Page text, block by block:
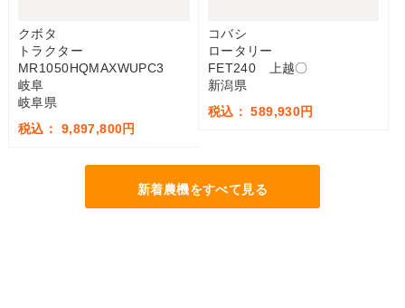
クボタ
トラクター
MR1050HQMAXWUPC3
岐阜
岐阜県
税込： 9,897,800円
コバシ
ロータリー
FET240 上越〇
新潟県
税込： 589,930円
新着農機をすべて見る